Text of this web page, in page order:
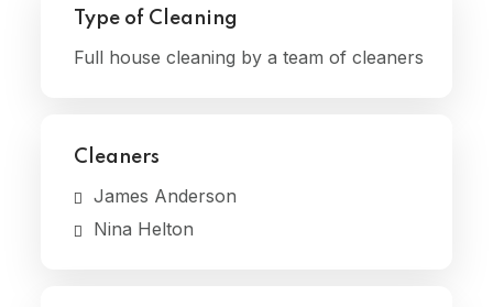
Type of Cleaning
Full house cleaning by a team of cleaners
Cleaners
James Anderson
Nina Helton